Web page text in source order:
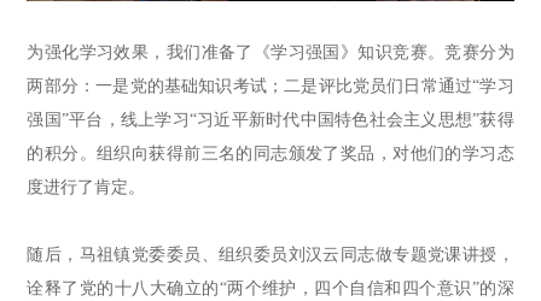
为强化学习效果 ，我们准备了《学习强国》知识竞赛。竞赛分为
两部分：一是党的基础知识考试；二是评比党员们日常通过“学习
强国”平台，线上学习 “习近平新时代中国特色社会主义思想”获得
的积分。组织 向获得前三名的同志颁发了奖品 ，对他们的学习态
度进行了肯定。
随后， 马祖镇党委委员、组织委员刘汉云同志做专题党课讲授 ，
诠释了党的十八大确立的“两个维护，四个自信和四个意识”的深